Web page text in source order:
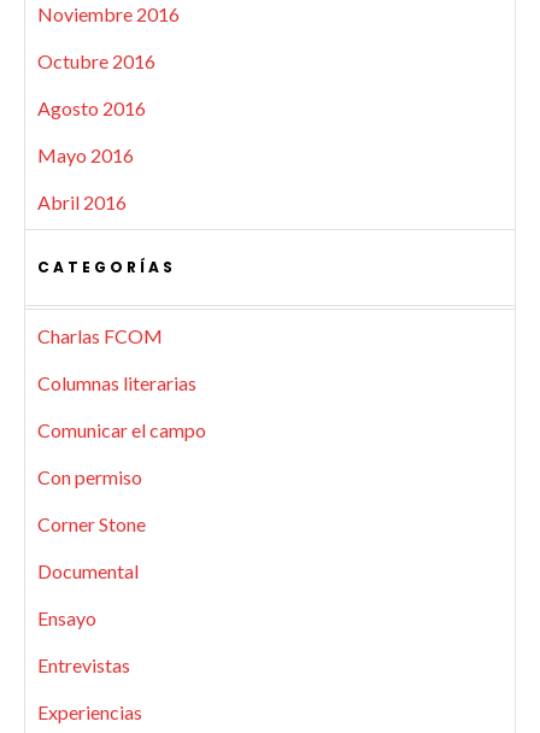
Noviembre 2016
Octubre 2016
Agosto 2016
Mayo 2016
Abril 2016
CATEGORÍAS
Charlas FCOM
Columnas literarias
Comunicar el campo
Con permiso
Corner Stone
Documental
Ensayo
Entrevistas
Experiencias